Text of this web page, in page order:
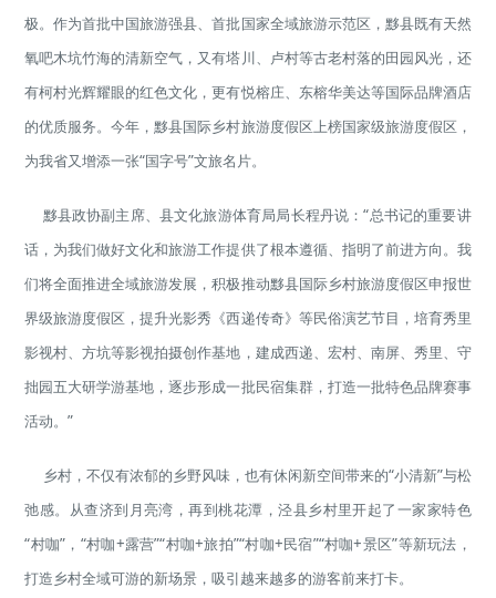
极。作为首批中国旅游强县、首批国家全域旅游示范区，黟县既有天然
氧吧木坑竹海的清新空气，又有塔川、卢村等古老村落的田园风光，还
有柯村光辉耀眼的红色文化，更有悦榕庄、东榕华美达等国际品牌酒店
的优质服务。今年，黟县国际乡村旅游度假区上榜国家级旅游度假区，
为我省又增添一张“国字号”文旅名片。
黟县政协副主席、县文化旅游体育局局长程丹说：“总书记的重要讲
话，为我们做好文化和旅游工作提供了根本遵循、指明了前进方向。我
们将全面推进全域旅游发展，积极推动黟县国际乡村旅游度假区申报世
界级旅游度假区，提升光影秀《西递传奇》等民俗演艺节目，培育秀里
影视村、方坑等影视拍摄创作基地，建成西递、宏村、南屏、秀里、守
拙园五大研学游基地，逐步形成一批民宿集群，打造一批特色品牌赛事
活动。”
乡村，不仅有浓郁的乡野风味，也有休闲新空间带来的“小清新”与松
弛感。从查济到月亮湾，再到桃花潭，泾县乡村里开起了一家家特色
“村咖”，“村咖+露营”“村咖+旅拍”“村咖+民宿”“村咖+景区”等新玩法，
打造乡村全域可游的新场景，吸引越来越多的游客前来打卡。